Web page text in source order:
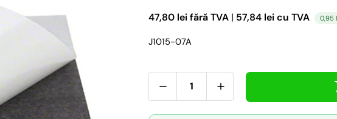
47,80 lei fără TVA | 57,84 lei cu TVA 0,95
J1015-07A